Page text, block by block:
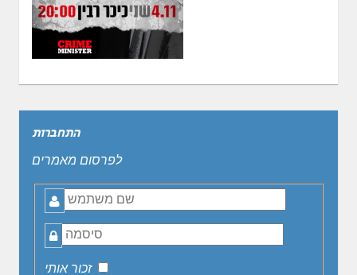
התחברות
לפרסום מאמרים
שם
משתמש
סיסמה
זכור אותי